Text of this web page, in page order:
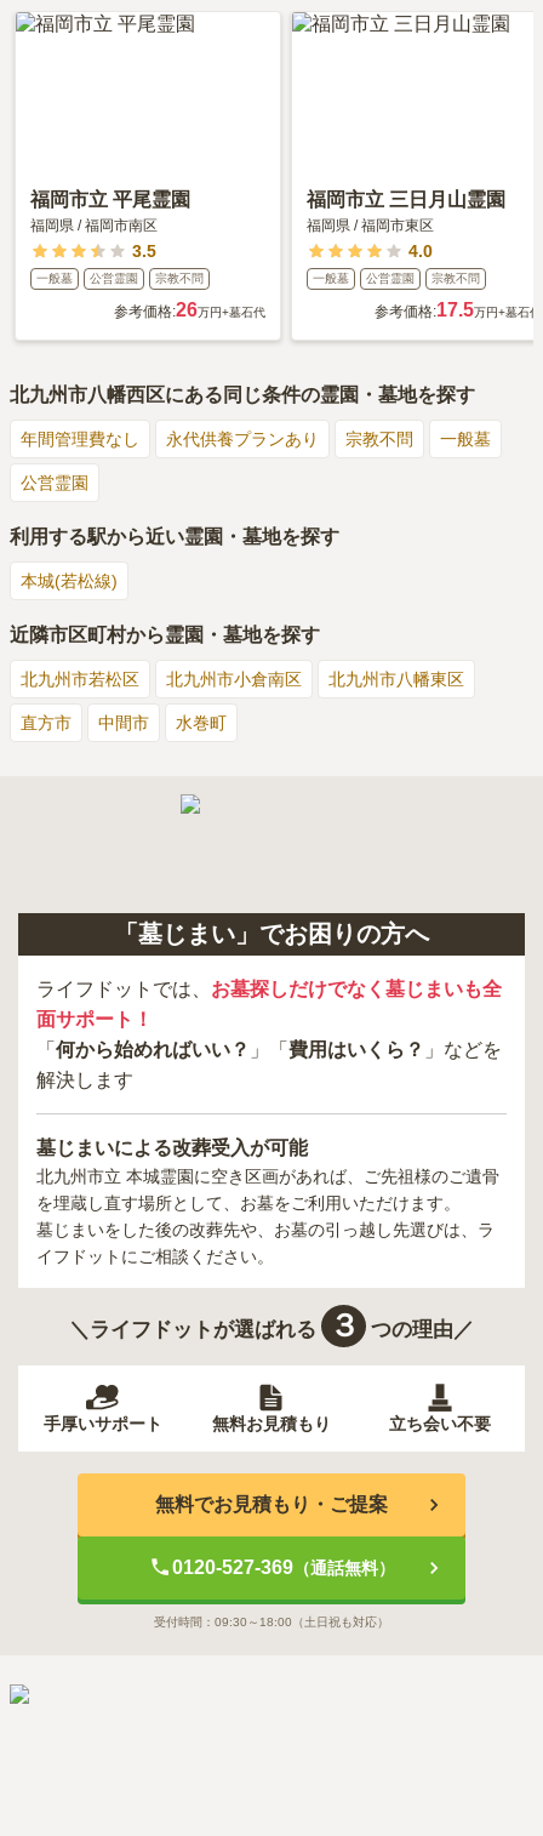
福岡市立 平尾霊園
福岡県 /福岡市南区
3.5
一般墓 公営霊園 宗教不問
参考価格:26万円+墓石代
福岡市立 三日月山霊園
福岡県 /福岡市東区
4.0
一般墓 公営霊園 宗教不問
参考価格:17.5万円+墓石代
北九州市八幡西区にある同じ条件の霊園・墓地を探す
年間管理費なし 永代供養プランあり 宗教不問 一般墓
公営霊園
利用する駅から近い霊園・墓地を探す
本城(若松線)
近隣市区町村から霊園・墓地を探す
北九州市若松区 北九州市小倉南区 北九州市八幡東区
直方市 中間市 水巻町
「墓じまい」でお困りの方へ
ライフドットでは、 お墓探しだけでなく墓じまいも全
面サポート！
「 何から始めればいい？ 」「 費用はいくら？ 」などを
解決します
墓じまいによる改葬受入が可能
北九州市立 本城霊園に空き区画があれば、ご先祖様のご遺骨
を埋蔵し直す場所として、お墓をご利用いただけます。
墓じまいをした後の改葬先や、お墓の引っ越し先選びは、ラ
イフドットにご相談ください。
＼ライフドットが選ばれる ３ つの理由／
手厚いサポート 無料お見積もり 立ち会い不要
無料でお見積もり・ご提案
0120-527-369（通話無料）
受付時間： 09:30～18:00 （土日祝も対応）